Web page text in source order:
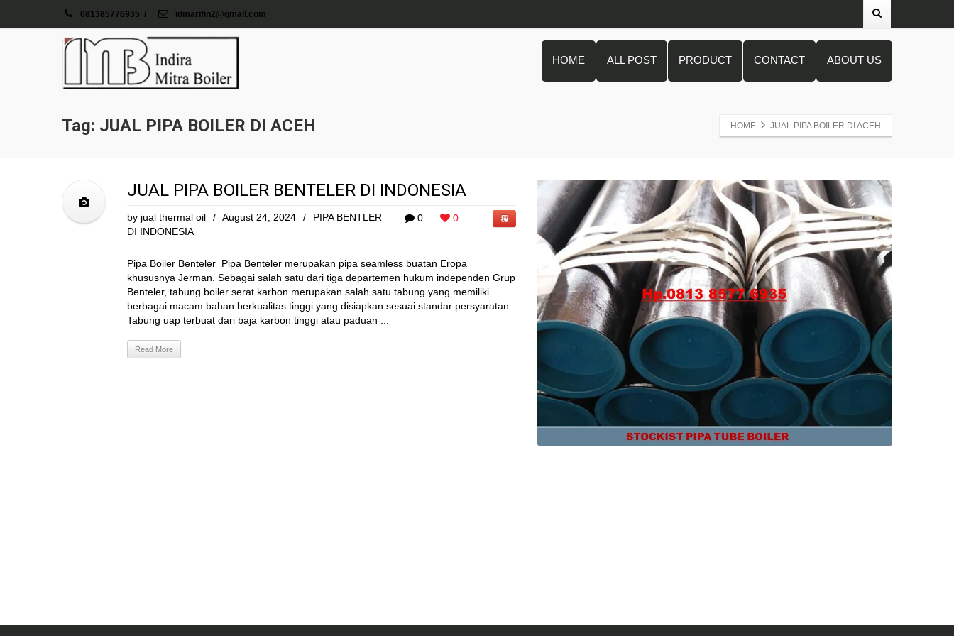
081385776935 / idmarifin2@gmail.com
HOME ALL POST PRODUCT CONTACT ABOUT US
Tag: JUAL PIPA BOILER DI ACEH HOME JUAL PIPA BOILER DI ACEH
JUAL PIPA BOILER BENTELER DI INDONESIA
0 0
by jual thermal oil / August 24, 2024 /
PIPA BENTLER
DI INDONESIA
Pipa Boiler Benteler Pipa Benteler merupakan pipa seamless buatan Eropa
khususnya Jerman. Sebagai salah satu dari tiga departemen hukum independen Grup
Benteler, tabung boiler serat karbon merupakan salah satu tabung yang memiliki
berbagai macam bahan berkualitas tinggi yang disiapkan sesuai standar persyaratan.
Tabung uap terbuat dari baja karbon tinggi atau paduan ...
Read More